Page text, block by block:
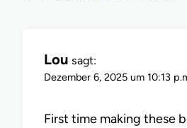
Lou sagt:
Dezember 6, 2025 um 10:13
First time making these